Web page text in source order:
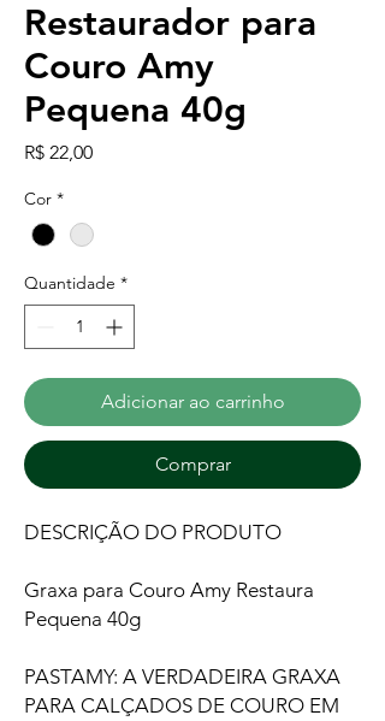
Restaurador para
Couro Amy
Pequena 40g
R$ 22,00Preço
Cor *
Quantidade *
Adicionar ao carrinho
Comprar
DESCRIÇÃO DO PRODUTO
Graxa para Couro Amy Restaura
Pequena 40g
PASTAMY: A VERDADEIRA GRAXA
PARA CALÇADOS DE COURO EM